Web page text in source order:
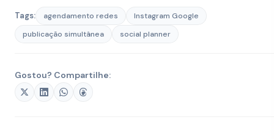
Tags: agendamento redes
Instagram Google
publicação simultânea
social planner
Gostou? Compartilhe: